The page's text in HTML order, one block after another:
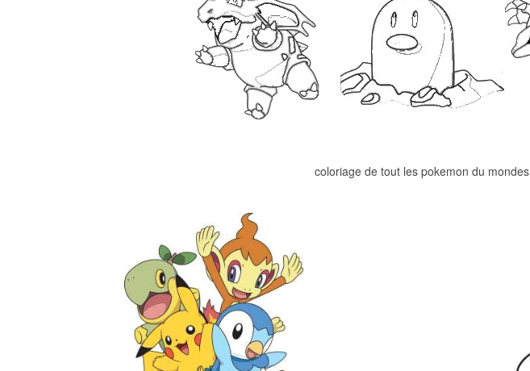
coloriage de tout les pokemon du mondes